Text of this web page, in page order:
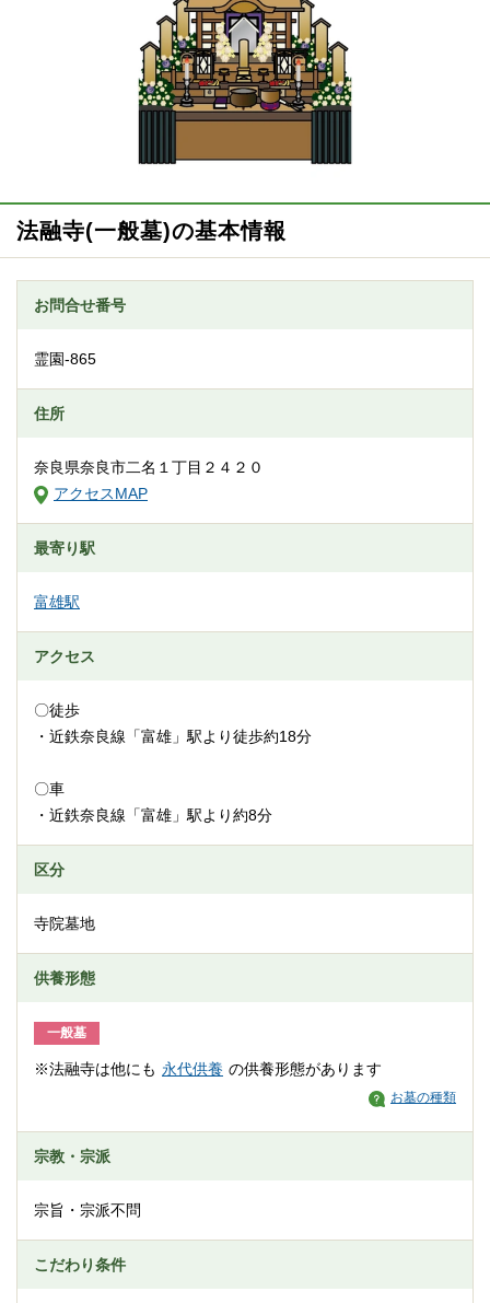
法融寺(一般墓)の基本情報
お問合せ番号
霊園-865
住所
奈良県奈良市二名１丁目２４２０
アクセスMAP
最寄り駅
富雄駅
アクセス
〇徒歩
・近鉄奈良線「富雄」駅より徒歩約18分
〇車
・近鉄奈良線「富雄」駅より約8分
区分
寺院墓地
供養形態
一般墓
お墓の種類
※法融寺は他にも 永代供養 の供養形態があります
宗教・宗派
宗旨・宗派不問
こだわり条件